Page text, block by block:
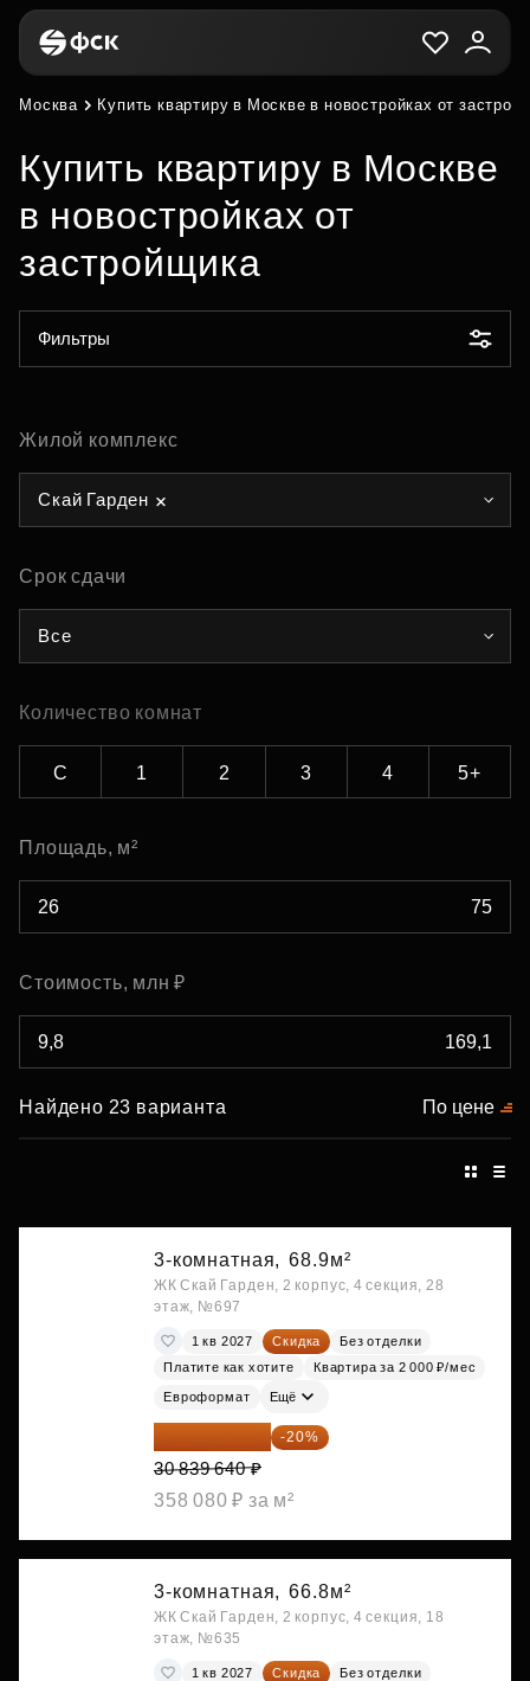
Москва Купить квартиру в Москве в новостройках от
Купить квартиру в Москве
в новостройках от
застройщика
Фильтры
Жилой комплекс
Скай Гарден
Срок сдачи
Все
Количество комнат
С 1 2 3 4 5+
Площадь, м²
Стоимость, млн ₽
Найдено 23 варианта По цене
3-комнатная, 68.9м²
ЖК Скай Гарден, 2 корпус, 4 секция, 28
этаж, №697
1 кв 2027 Скидка
Без отделки
Платите как хотите
Квартира за 2 000 ₽/мес
Евроформат Ещё
24 671 712 ₽ -20%
30 839 640 ₽
358 080 ₽ за м²
3-комнатная, 66.8м²
ЖК Скай Гарден, 2 корпус, 4 секция, 18
этаж, №635
1 кв 2027 Скидка
Без отделки